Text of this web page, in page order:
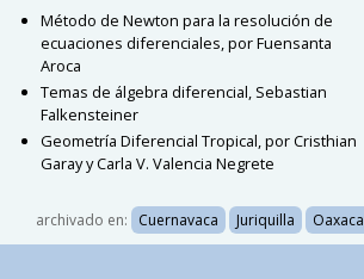
Método de Newton para la resolución de
ecuaciones diferenciales, porFuensanta
Aroca
Temas de álgebra diferencial, Sebastian
Falkensteiner
Geometría Diferencial Tropical, porCristhian
GarayyCarla V. Valencia Negrete
archivado en: Cuernavaca Juriquilla Oaxaca